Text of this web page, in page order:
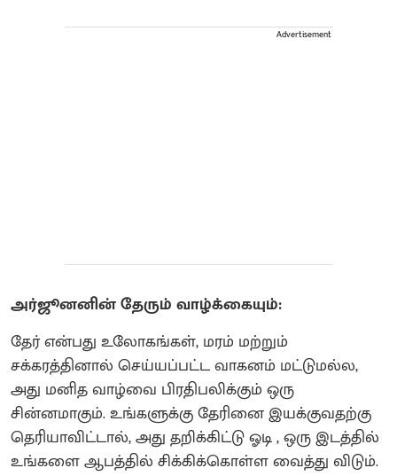
Advertisement
அர்ஜூனனின் தேரும் வாழ்க்கையும்:
தேர் என்பது உலோகங்கள், மரம் மற்றும்
சக்கரத்தினால் செய்யப்பட்ட வாகனம் மட்டுமல்ல,
அது மனித வாழ்வை பிரதிபலிக்கும் ஒரு
சின்னமாகும். உங்களுக்கு தேரினை இயக்குவதற்கு
தெரியாவிட்டால், அது தறிக்கிட்டு ஓடி , ஒரு இடத்தில்
உங்களை ஆபத்தில் சிக்கிக்கொள்ள வைத்து விடும்.